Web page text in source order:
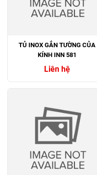
TỦ INOX GẮN TƯỜNG CỦA
KÍNH INN 581
Liên hệ